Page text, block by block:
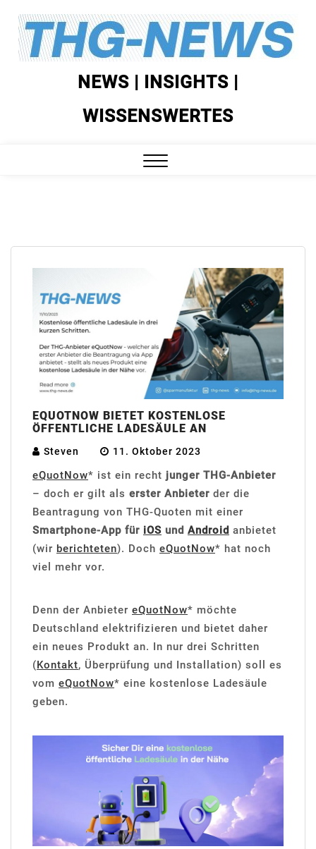
Skip
content
NEWS | INSIGHTS |
WISSENSWERTES
EQUOTNOW BIETET KOSTENLOSE
ÖFFENTLICHE LADESÄULE AN
Steven 11. Oktober 2023
eQuotNow* ist ein recht junger THG-Anbieter
– doch er gilt als erster Anbieter der die
Beantragung von THG-Quoten mit einer
Smartphone-App für iOS und Android anbietet
(wir berichteten). Doch eQuotNow* hat noch
viel mehr vor.
Denn der Anbieter eQuotNow* möchte
Deutschland elektrifizieren und bietet daher
ein neues Produkt an. In nur drei Schritten
(Kontakt, Überprüfung und Installation) soll es
vom eQuotNow* eine kostenlose Ladesäule
geben.